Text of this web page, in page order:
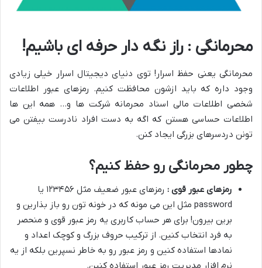
محرمانگی : راز نگه دار حرفه ای باشیم!
محرمانگی یعنی حفظ اسرار! توی دنیای دیجیتال اسرار خیلی زیادی
وجود داره که باید ازشون محافظت کنیم. رمزهای عبور اطلاعات
شخصی اطلاعات مالی اسناد محرمانه شرکت ها و… همه این ها
اطلاعات حساسی هستن که اگه به دست افراد نادرست بیفتن می
تونن دردسرهای بزرگی ایجاد کنن.
چطور محرمانگی رو حفظ کنیم؟
رمزهای عبور قوی :
رمزهای عبور ضعیف مثل ۱۲۳۴۵۶ یا
password مثل این می مونه که در خونه تون رو باز بذارین و
برین بیرون! برای هر حساب کاربری یه رمز عبور قوی و منحصر
به فرد انتخاب کنین. از ترکیب حروف بزرگ و کوچک اعداد و
نمادها استفاده کنین و رمز عبور رو به خاطر نسپرین بلکه از یه
نرم افزار مدیریت رمز عبور استفاده کنین.